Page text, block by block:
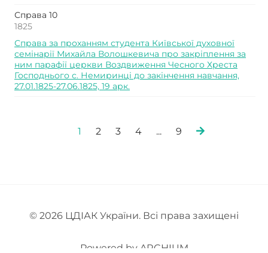
Справа 10
1825
Справа за проханням студента Київської духовної
семінарії Михайла Волошкевича про закріплення за
ним парафії церкви Воздвиження Чесного Хреста
Господнього с. Немиринці до закінчення навчання,
27.01.1825-27.06.1825, 19 арк.
1 2 3 4 ... 9
© 2026 ЦДІАК України. Всі права захищені
Powered by ARCHIUM